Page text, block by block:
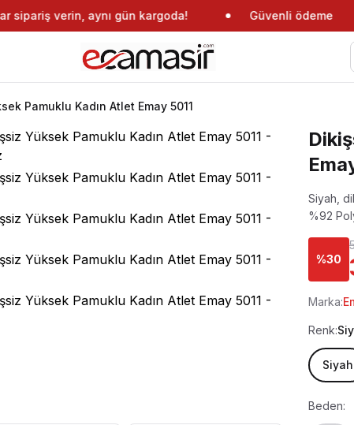
sipariş verin, aynı gün kargoda! Güvenli ödeme
Pamuklu Kadın Atlet Emay 5011
Siyah,
%92
%30
Marka:
Renk:
Siyah
Beden: